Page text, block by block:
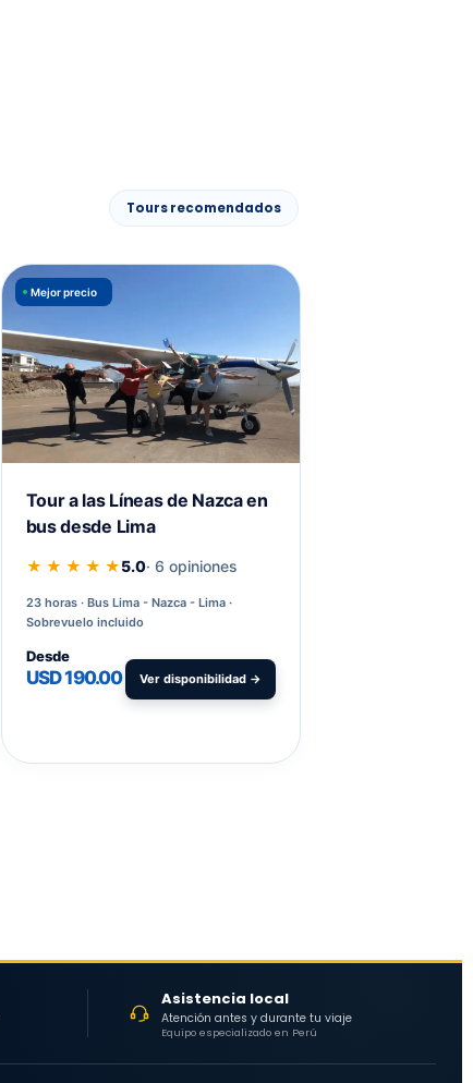
Tours recomendados
Mejor precio
Tour a las Líneas de Nazca en
bus desde Lima
★ ★ ★ ★ ★5.0· 6 opiniones
23 horas
Bus Lima - Nazca - Lima ·
Sobrevuelo incluido
Desde
USD 190.00 Ver disponibilidad →
Asistencia local
Atención antes y durante tu viaje
Equipo especializado en Perú